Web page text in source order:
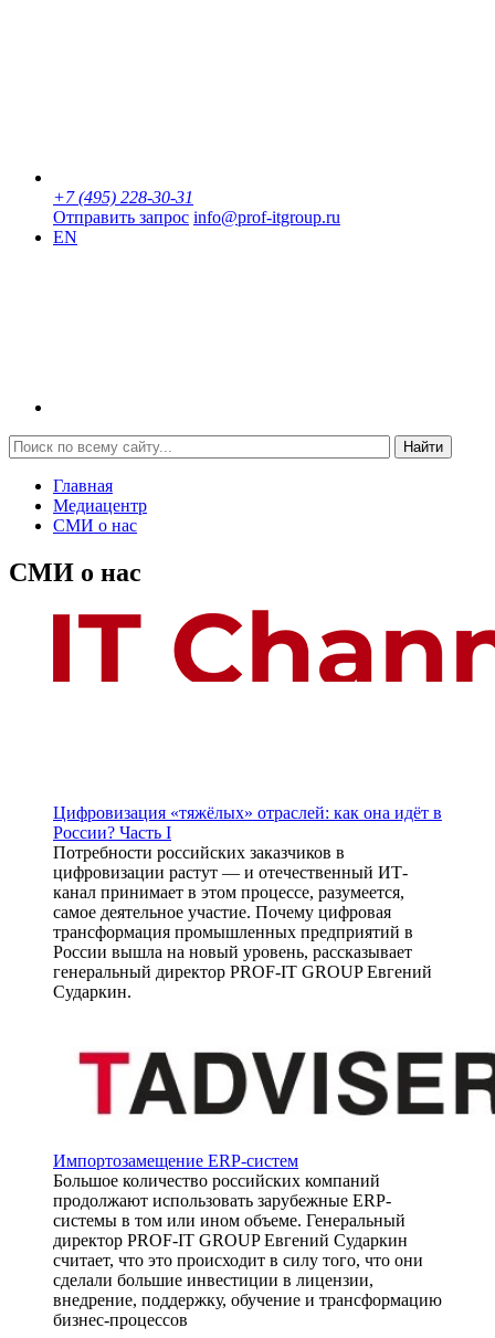
+7 (495) 228-30-31
Отправить запрос info@prof-itgroup.ru
EN
Найти
Главная
Медиацентр
СМИ о нас
СМИ о нас
Цифровизация «тяжёлых» отраслей: как она идёт в
России? Часть I
Потребности российских заказчиков в
цифровизации растут — и отечественный ИТ-
канал принимает в этом процессе, разумеется,
самое деятельное участие. Почему цифровая
трансформация промышленных предприятий в
России вышла на новый уровень, рассказывает
генеральный директор PROF-IT GROUP Евгений
Сударкин.
Импортозамещение ERP-систем
Большое количество российских компаний
продолжают использовать зарубежные ERP-
системы в том или ином объеме. Генеральный
директор PROF-IT GROUP Евгений Сударкин
считает, что это происходит в силу того, что они
сделали большие инвестиции в лицензии,
внедрение, поддержку, обучение и трансформацию
бизнес-процессов